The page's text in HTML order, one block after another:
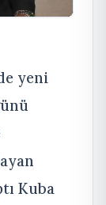
yeni
Kuba